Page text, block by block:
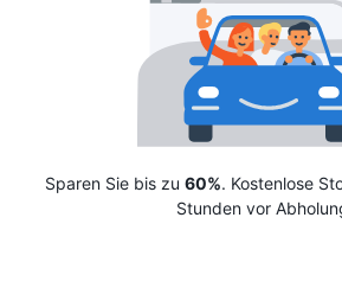
Sparen Sie bis zu 60%. Kostenlose
Stunden vor